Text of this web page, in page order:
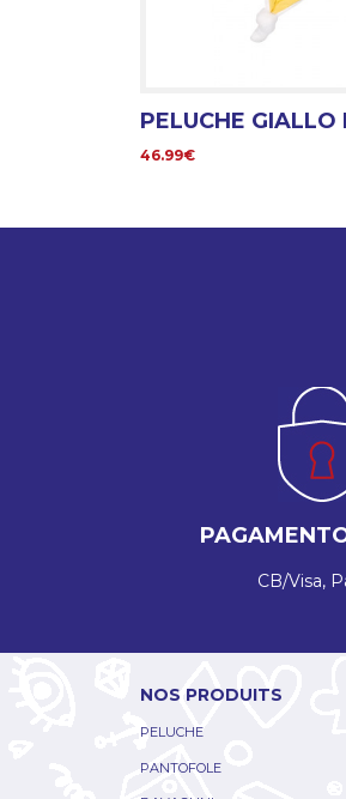
PELUCHE GIALLO
46.99€
CB/Visa,
NOS PRODUITS
PELUCHE
PANTOFOLE